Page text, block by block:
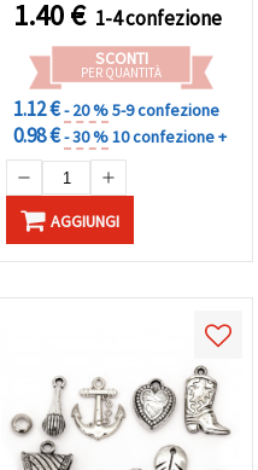
1.40€ 1-4 confezione
SCONTI
PER QUANTITÀ
1.12 €- 20 %5-9 confezione
0.98 €- 30 %10 confezione +
AGGIUNGI